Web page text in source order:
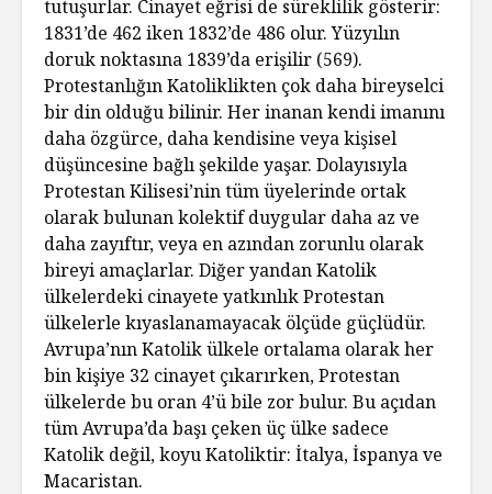
tutuşurlar. Cinayet eğrisi de süreklilik gösterir:
1831’de 462 iken 1832’de 486 olur. Yüzyılın
doruk noktasına 1839’da erişilir (569).
Protestanlığın Katoliklikten çok daha bireyselci
bir din olduğu bilinir. Her inanan kendi imanını
daha özgürce, daha kendisine veya kişisel
düşüncesine bağlı şekilde yaşar. Dolayısıyla
Protestan Kilisesi’nin tüm üyelerinde ortak
olarak bulunan kolektif duygular daha az ve
daha zayıftır, veya en azından zorunlu olarak
bireyi amaçlarlar. Diğer yandan Katolik
ülkelerdeki cinayete yatkınlık Protestan
ülkelerle kıyaslanamayacak ölçüde güçlüdür.
Avrupa’nın Katolik ülkele ortalama olarak her
bin kişiye 32 cinayet çıkarırken, Protestan
ülkelerde bu oran 4’ü bile zor bulur. Bu açıdan
tüm Avrupa’da başı çeken üç ülke sadece
Katolik değil, koyu Katoliktir: İtalya, İspanya ve
Macaristan.